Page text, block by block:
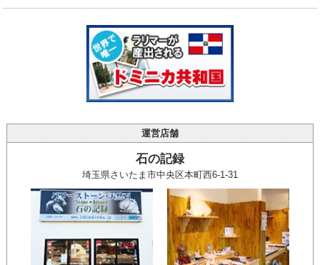
運営店舗
石の記録
埼玉県さいたま市中央区本町西6-1-31